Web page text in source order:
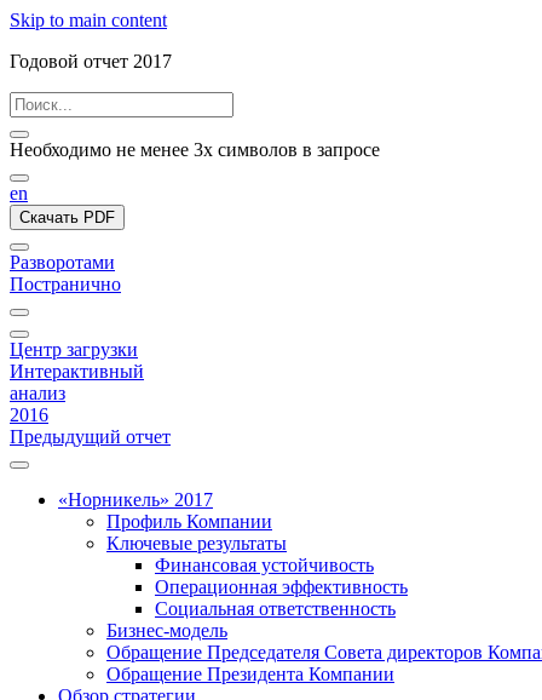
Skip to main content
Годовой отчет 2017
Необходимо не менее 3х символов в запросе
en
Скачать PDF
Разворотами
Постранично
Центр загрузки
Интерактивный
анализ
2016
Предыдущий отчет
«Норникель» 2017
Профиль Компании
Ключевые результаты
Финансовая устойчивость
Операционная эффективность
Социальная ответственность
Бизнес-модель
Обращение Председателя Совета директоров
Обращение Президента Компании
Обзор стратегии